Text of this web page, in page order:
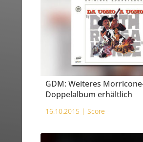
GDM: Weiteres
Doppelalbum erhältlich
16.10.2015 | Score